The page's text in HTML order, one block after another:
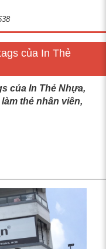
của In Thẻ
của In Thẻ Nhựa,
thẻ nhân viên,